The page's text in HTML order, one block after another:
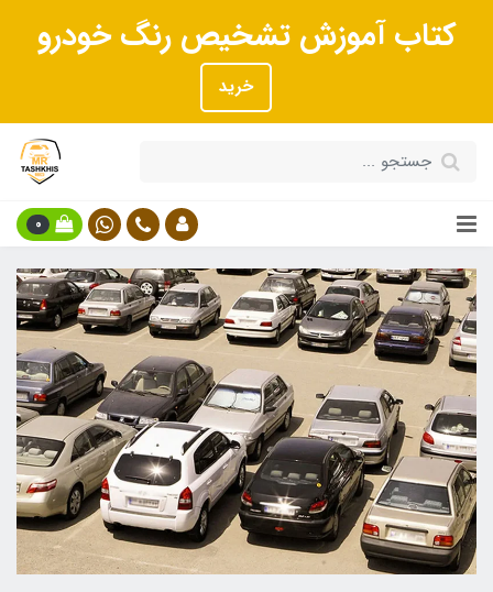
کتاب آموزش تشخیص رنگ خودرو
خرید
0